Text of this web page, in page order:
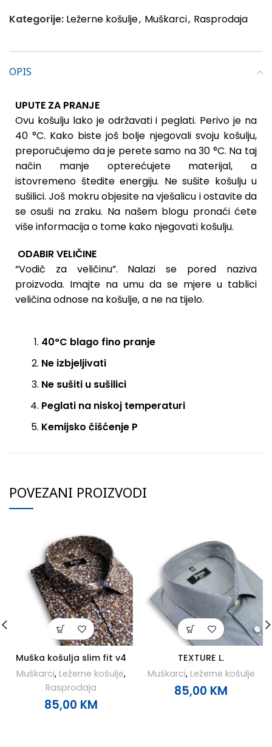
Kategorije: Ležerne košulje, Muškarci, Rasprodaja
OPIS
UPUTE ZA PRANJE
Ovu košulju lako je održavati i peglati. Perivo je na
40 °C. Kako biste još bolje njegovali svoju košulju,
preporučujemo da je perete samo na 30 °C. Na taj
način manje opterećujete materijal, a
istovremeno štedite energiju. Ne sušite košulju u
sušilici. Još mokru objesite na vješalicu i ostavite da
se osuši na zraku. Na našem blogu pronaći ćete
više informacija o tome kako njegovati košulju.
ODABIR VELIČINE
“Vodič za veličinu”. Nalazi se pored naziva
proizvoda. Imajte na umu da se mjere u tablici
veličina odnose na košulje, a ne na tijelo.
40°C blago fino pranje
Ne izbjeljivati
Ne sušiti u sušilici
Peglati na niskoj temperaturi
Kemijsko čišćenje P
POVEZANI PROIZVODI
Muška košulja slim fit v4
Muškarci, Ležerne košulje,
Rasprodaja
85,00 KM
TEXTURE L.
Muškarci, Ležerne košulje
85,00 KM